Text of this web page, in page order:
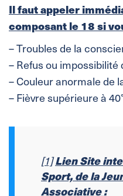
Il faut appeler
composant le 18 si
– Troubles de la
– Refus ou impossibilité
– Couleur anormale de
– Fièvre supérieure à
[1] Lien Site
Sport, de la
Associative :